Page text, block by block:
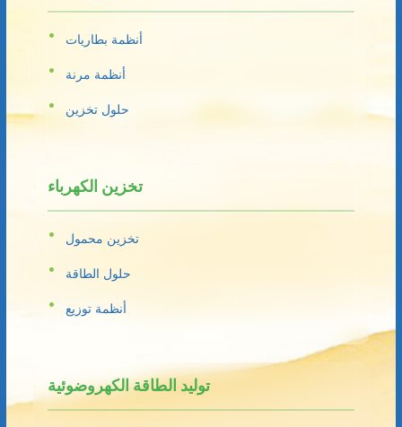
أنظمة بطاريات
أنظمة مرنة
حلول تخزين
تخزين الكهرباء
تخزين محمول
حلول الطاقة
أنظمة توزيع
توليد الطاقة الكهروضوئية